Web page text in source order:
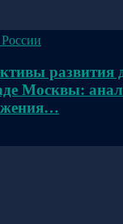
развития
Москвы: